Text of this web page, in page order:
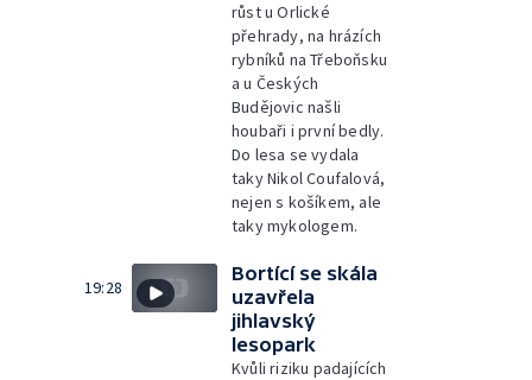
růst u Orlické
přehrady, na hrázích
rybníků na Třeboňsku
a u Českých
Budějovic našli
houbaři i první bedly.
Do lesa se vydala
taky Nikol Coufalová,
nejen s košíkem, ale
taky mykologem.
19:28
Bortící se skála
uzavřela
jihlavský
lesopark
Kvůli riziku padajících